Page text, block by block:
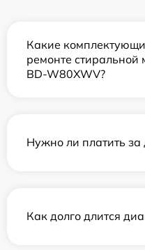
Какие
ремонте
BD-W80XWV?
Нужно ли платить за
Как долго длится